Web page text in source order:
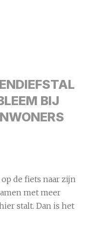
BIJ
de fiets naar zijn
met meer
stalt. Dan is het